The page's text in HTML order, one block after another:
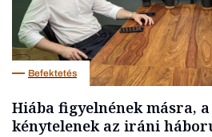
Befektetés
Hiába figyelnének másra,
kénytelenek az iráni